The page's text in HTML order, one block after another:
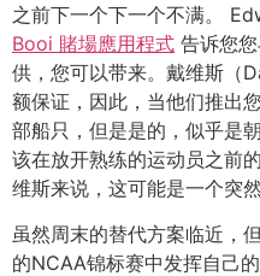
之前下一个下一个不满。
Booi 賭場應用程式 告诉您
供，您可以带来。戴维斯（
额保证，因此，当他们推出
部船只，但是是的，似乎是
该在放开熟练的运动员之前
维斯来说，这可能是一个突然
虽然周末的替代方案临近，
的NCAA锦标赛中发挥自己